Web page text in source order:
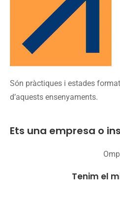
Són pràctiques i estades
d’aquests ensenyaments.
Ets una empresa o
Tenim el